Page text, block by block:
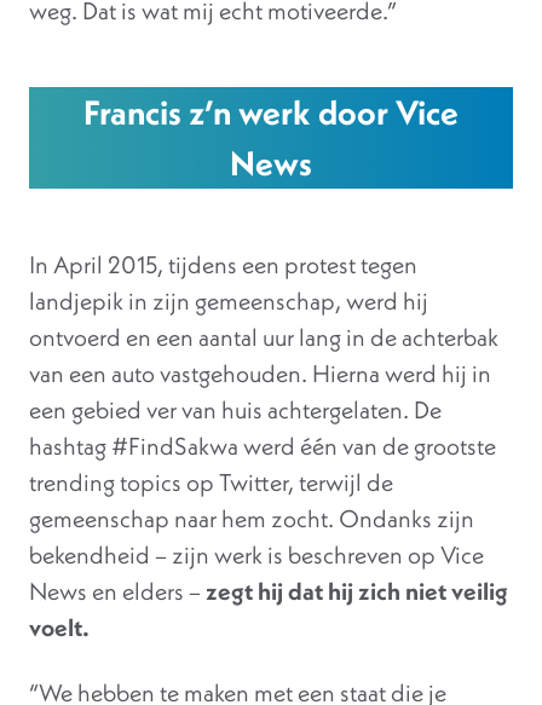
weg. Dat is wat mij echt motiveerde.”
Francis z’n werk door Vice
News
In April 2015, tijdens een protest tegen
landjepik in zijn gemeenschap, werd hij
ontvoerd en een aantal uur lang in de achterbak
van een auto vastgehouden. Hierna werd hij in
een gebied ver van huis achtergelaten. De
hashtag #FindSakwa werd één van de grootste
trending topics op Twitter, terwijl de
gemeenschap naar hem zocht. Ondanks zijn
bekendheid – zijn werk is beschreven op Vice
News en elders –zegt hij dat hij zich niet veilig
voelt.
“We hebben te maken met een staat die je